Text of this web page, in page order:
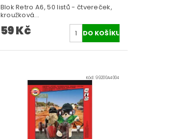
Blok Retro A6, 50 listů - čtvereček,
kroužková...
59 Kč
Kód:99200A4004